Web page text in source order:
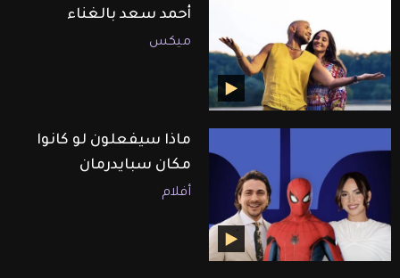
أحمد سعد بالغناء
ميكس
ماذا سيفعلون لو كانوا
مكان سبايدرمان
أفلام